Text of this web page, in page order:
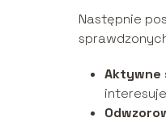
Następnie
Aktywne